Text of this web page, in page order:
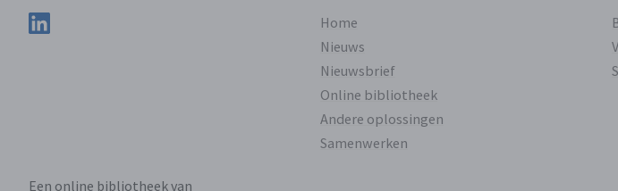
Volg ons op LinkedIn
Home
Nieuws
Nieuwsbrief
Online bibliotheek
Andere oplossingen
Samenwerken
Een online bibliotheek van